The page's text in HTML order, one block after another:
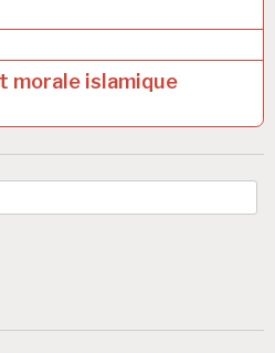
morale islamique